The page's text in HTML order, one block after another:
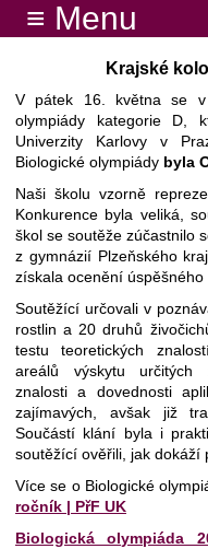
≡ Menu
Krajské
V pátek 16. května se v
olympiády kategorie D,
Univerzity Karlovy v
Biologické olympiády byla
Naši školu vzorně
Konkurence byla veliká,
škol se soutěže zúčastnilo
z gymnázií Plzeňského
získala ocenění úspěšného
Soutěžící určovali v
rostlin a 20 druhů
testu teoretických
areálů výskytu určitých
znalosti a dovednosti
zajímavých, avšak již
Součástí klání byla i
soutěžící ověřili, jak dokáží
Více se o Biologické
ročník | PřF UK
Biologická olympiáda